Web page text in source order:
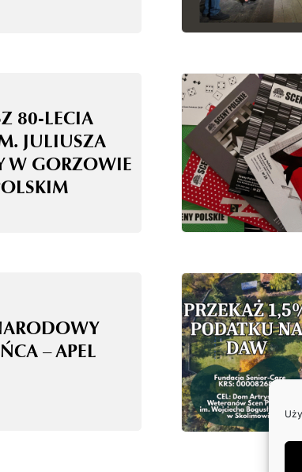
80-LECIA
JULIUSZA
W GORZOWIE
– APEL